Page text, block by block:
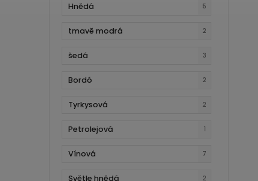
Hnědá 5
tmavě modrá 2
šedá 3
Bordó 2
Tyrkysová 2
Petrolejová 1
Vínová 7
Světle hnědá 2